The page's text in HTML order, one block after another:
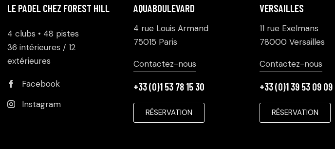
LE PADEL CHEZ FOREST HILL
4 clubs • 48 pistes
36 intérieures / 12
extérieures
Facebook
Instagram
AQUABOULEVARD
4 rue Louis Armand
75015 Paris
Contactez-nous
+33 (0)1 53 78 15 30
RÉSERVATION
VERSAILLES
11 rue Exelmans
78000 Versailles
Contactez-nous
+33 (0)1 39 53 09 09
RÉSERVATION